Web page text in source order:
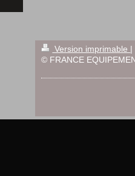
Version imprimable |
© FRANCE